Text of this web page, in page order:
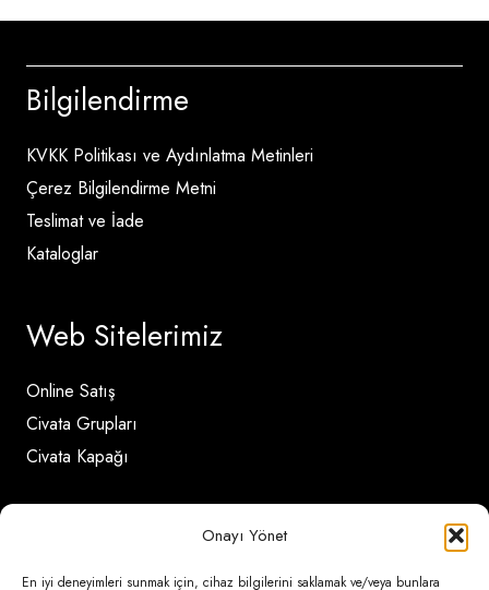
Onayı Yönet
En iyi deneyimleri sunmak için, cihaz bilgilerini saklamak ve/veya bunlara
Bilgilendirme
KVKK Politikası ve Aydınlatma Metinleri
Çerez Bilgilendirme Metni
Teslimat ve İade
Kataloglar
Web Sitelerimiz
Online Satış
Civata Grupları
Civata Kapağı
İletişim Detayları